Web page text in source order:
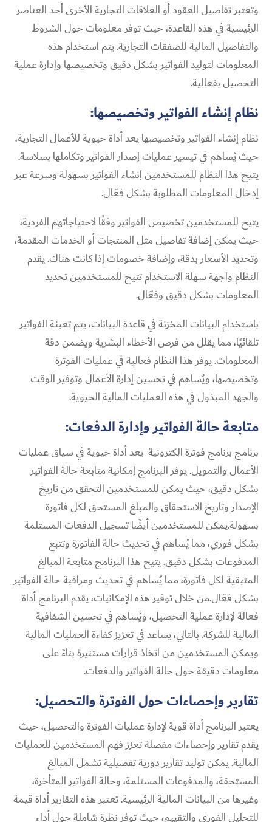
وتعتبر تفاصيل العقود أو العلاقات التجارية الأخرى أحد العناصر
الرئيسية في هذه القاعدة، حيث توفر معلومات حول الشروط
والتفاصيل المالية للصفقات التجارية. يتم استخدام هذه
المعلومات لتوليد الفواتير بشكل دقيق وتخصيصها وإدارة عملية
التحصيل بفعالية.
نظام إنشاء الفواتير وتخصيصها:
نظام إنشاء الفواتير وتخصيصها يعد أداة حيوية للأعمال التجارية،
حيث يُساهم في تيسير عمليات إصدار الفواتير وتكاملها بسلاسة.
يتيح هذا النظام للمستخدمين إنشاء الفواتير بسهولة وسرعة عبر
إدخال المعلومات المطلوبة بشكل فعّال.
يتيح للمستخدمين تخصيص الفواتير وفقًا لاحتياجاتهم الفردية،
حيث يمكن إضافة تفاصيل مثل المنتجات أو الخدمات المقدمة،
وتحديد الأسعار بدقة، وإضافة خصومات إذا كانت هناك. يقدم
النظام واجهة سهلة الاستخدام تتيح للمستخدمين تحديد
المعلومات بشكل دقيق وفعّال.
باستخدام البيانات المخزنة في قاعدة البيانات، يتم تعبئة الفواتير
تلقائيًا، مما يقلل من فرص الأخطاء البشرية ويضمن دقة
المعلومات. يوفر هذا النظام فعالية في عمليات الفوترة
وتخصيصها، ويُساهم في تحسين إدارة الأعمال وتوفير الوقت
والجهد المبذول في هذه العمليات المالية الحيوية.
متابعة حالة الفواتير وإدارة الدفعات:
برنامج برنامج فوترة الكترونية يعد أداة حيوية في سياق عمليات
الأعمال والتمويل. يوفر البرنامج إمكانية متابعة حالة الفواتير
بشكل دقيق، حيث يمكن للمستخدمين التحقق من تاريخ
الإصدار وتاريخ الاستحقاق والمبلغ المستحق لكل فاتورة
بسهولة.يمكن للمستخدمين أيضًا تسجيل الدفعات المستلمة
بشكل فوري، مما يُساهم في تحديث حالة الفاتورة وتتبع
المدفوعات بشكل دقيق. يتيح هذا البرنامج متابعة المبالغ
المتبقية لكل فاتورة، مما يُساهم في تحديث ومراقبة حالة الفواتير
بشكل فعّال.من خلال توفير هذه الإمكانيات، يقدم البرنامج أداة
فعالة لإدارة عملية التحصيل، ويُساهم في تحسين الشفافية
المالية للشركة. بالتالي، يساعد في تعزيز كفاءة العمليات المالية
ويمكن المستخدمين من اتخاذ قرارات مستنيرة بناءً على
معلومات دقيقة حول حالة الفواتير والدفعات.
تقارير وإحصاءات حول الفوترة والتحصيل:
يعتبر البرنامج أداة قوية لإدارة عمليات الفوترة والتحصيل، حيث
يقدم تقارير وإحصاءات مفصلة تعزز فهم المستخدمين للعمليات
المالية. يمكن توليد تقارير دورية تفصيلية تشمل المبالغ
المستحقة، والمدفوعات المستلمة، وحالة الفواتير المتأخرة،
وغيرها من البيانات المالية الرئيسية. تعتبر هذه التقارير أداة قيمة
للتحليل الفوري والتقييم، حيث توفر نظرة شاملة حول أداء